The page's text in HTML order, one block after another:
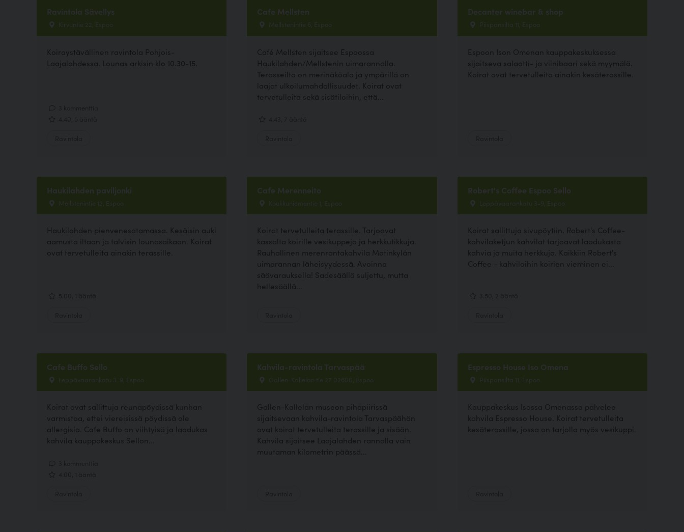
Ravintola Sävellys
Kirvuntie 22, Espoo
Koiraystävällinen ravintola Pohjois-
Laajalahdessa. Lounas arkisin klo 10.30-15.
Cafe Mellsten
Mellstenintie 6, Espoo
Café Mellsten sijaitsee Espoossa
Haukilahden/Mellstenin uimarannalla.
Terasseilta on merinäköala ja ympärillä on
laajat ulkoilumahdollisuudet. Koirat ovat
tervetulleita sekä sisätiloihin, että...
Decanter winebar & shop
Piispansilta 11, Espoo
Espoon Ison Omenan kauppakeskuksessa
sijaitseva salaatti- ja viinibaari sekä myymälä.
Koirat ovat tervetulleita ainakin kesäterassille.
Haukilahden paviljonki
Mellstenintie 12, Espoo
Haukilahden pienvenesatamassa. Kesäisin auki
aamusta iltaan ja talvisin lounasaikaan. Koirat
ovat tervetulleita ainakin terassille.
Cafe Merenneito
Koukkuniementie 1, Espoo
Koirat tervetulleita terassille. Tarjoavat
kassalta koirille vesikuppeja ja herkkutikkuja.
Rauhallinen merenrantakahvila Matinkylän
uimarannan läheisyydessä. Avoinna
säävarauksella! Sadesäällä suljettu, mutta
hellesäällä...
Robert's Coffee Espoo Sello
Leppävaarankatu 3-9, Espoo
Koirat sallittuja sivupöytiin. Robert's Coffee-
kahvilaketjun kahvilat tarjoavat laadukasta
kahvia ja muita herkkuja. Kaikkiin Robert's
Coffee - kahviloihin koirien vieminen ei...
Cafe Buffo Sello
Leppävaarankatu 3-9, Espoo
Koirat ovat sallittuja reunapöydissä kunhan
varmistaa, ettei viereisissä pöydissä ole
allergisia. Cafe Buffo on viihtyisä ja laadukas
kahvila kauppakeskus Sellon...
Kahvila-ravintola Tarvaspää
Gallen-Kallelan tie 27 02600, Espoo
Gallen-Kallelan museon pihapiirissä
sijaitsevaan kahvila-ravintola Tarvaspäähän
ovat koirat tervetulleita terassille ja sisään.
Kahvila sijaitsee Laajalahden rannalla vain
muutaman kilometrin päässä...
Espresso House Iso Omena
Piispansilta 11, Espoo
Kauppakeskus Isossa Omenassa palvelee
kahvila Espresso House. Koirat tervetulleita
kesäterassille, jossa on tarjolla myös vesikuppi.